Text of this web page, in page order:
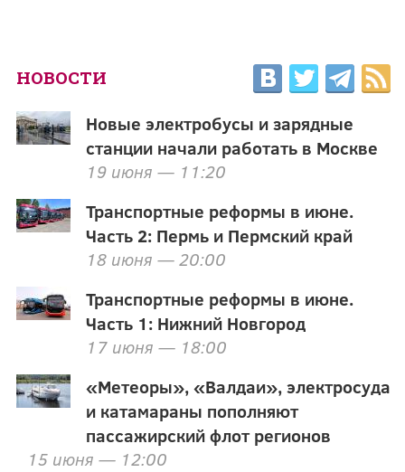
НОВОСТИ
Новые электробусы и зарядные
станции начали работать в Москве
19 июня — 11:20
Транспортные реформы в июне.
Часть 2: Пермь и Пермский край
18 июня — 20:00
Транспортные реформы в июне.
Часть 1: Нижний Новгород
17 июня — 18:00
«Метеоры», «Валдаи», электросуда
и катамараны пополняют
пассажирский флот регионов
15 июня — 12:00